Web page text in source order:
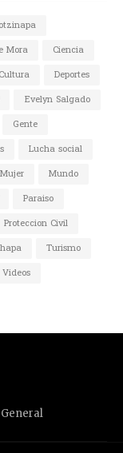
Mora
Ciencia
Cultura
Deportes
Evelyn Salgado
Gente
Lucha social
Mujer
Mundo
Paraiso
Proteccion Civil
Turismo
Videos